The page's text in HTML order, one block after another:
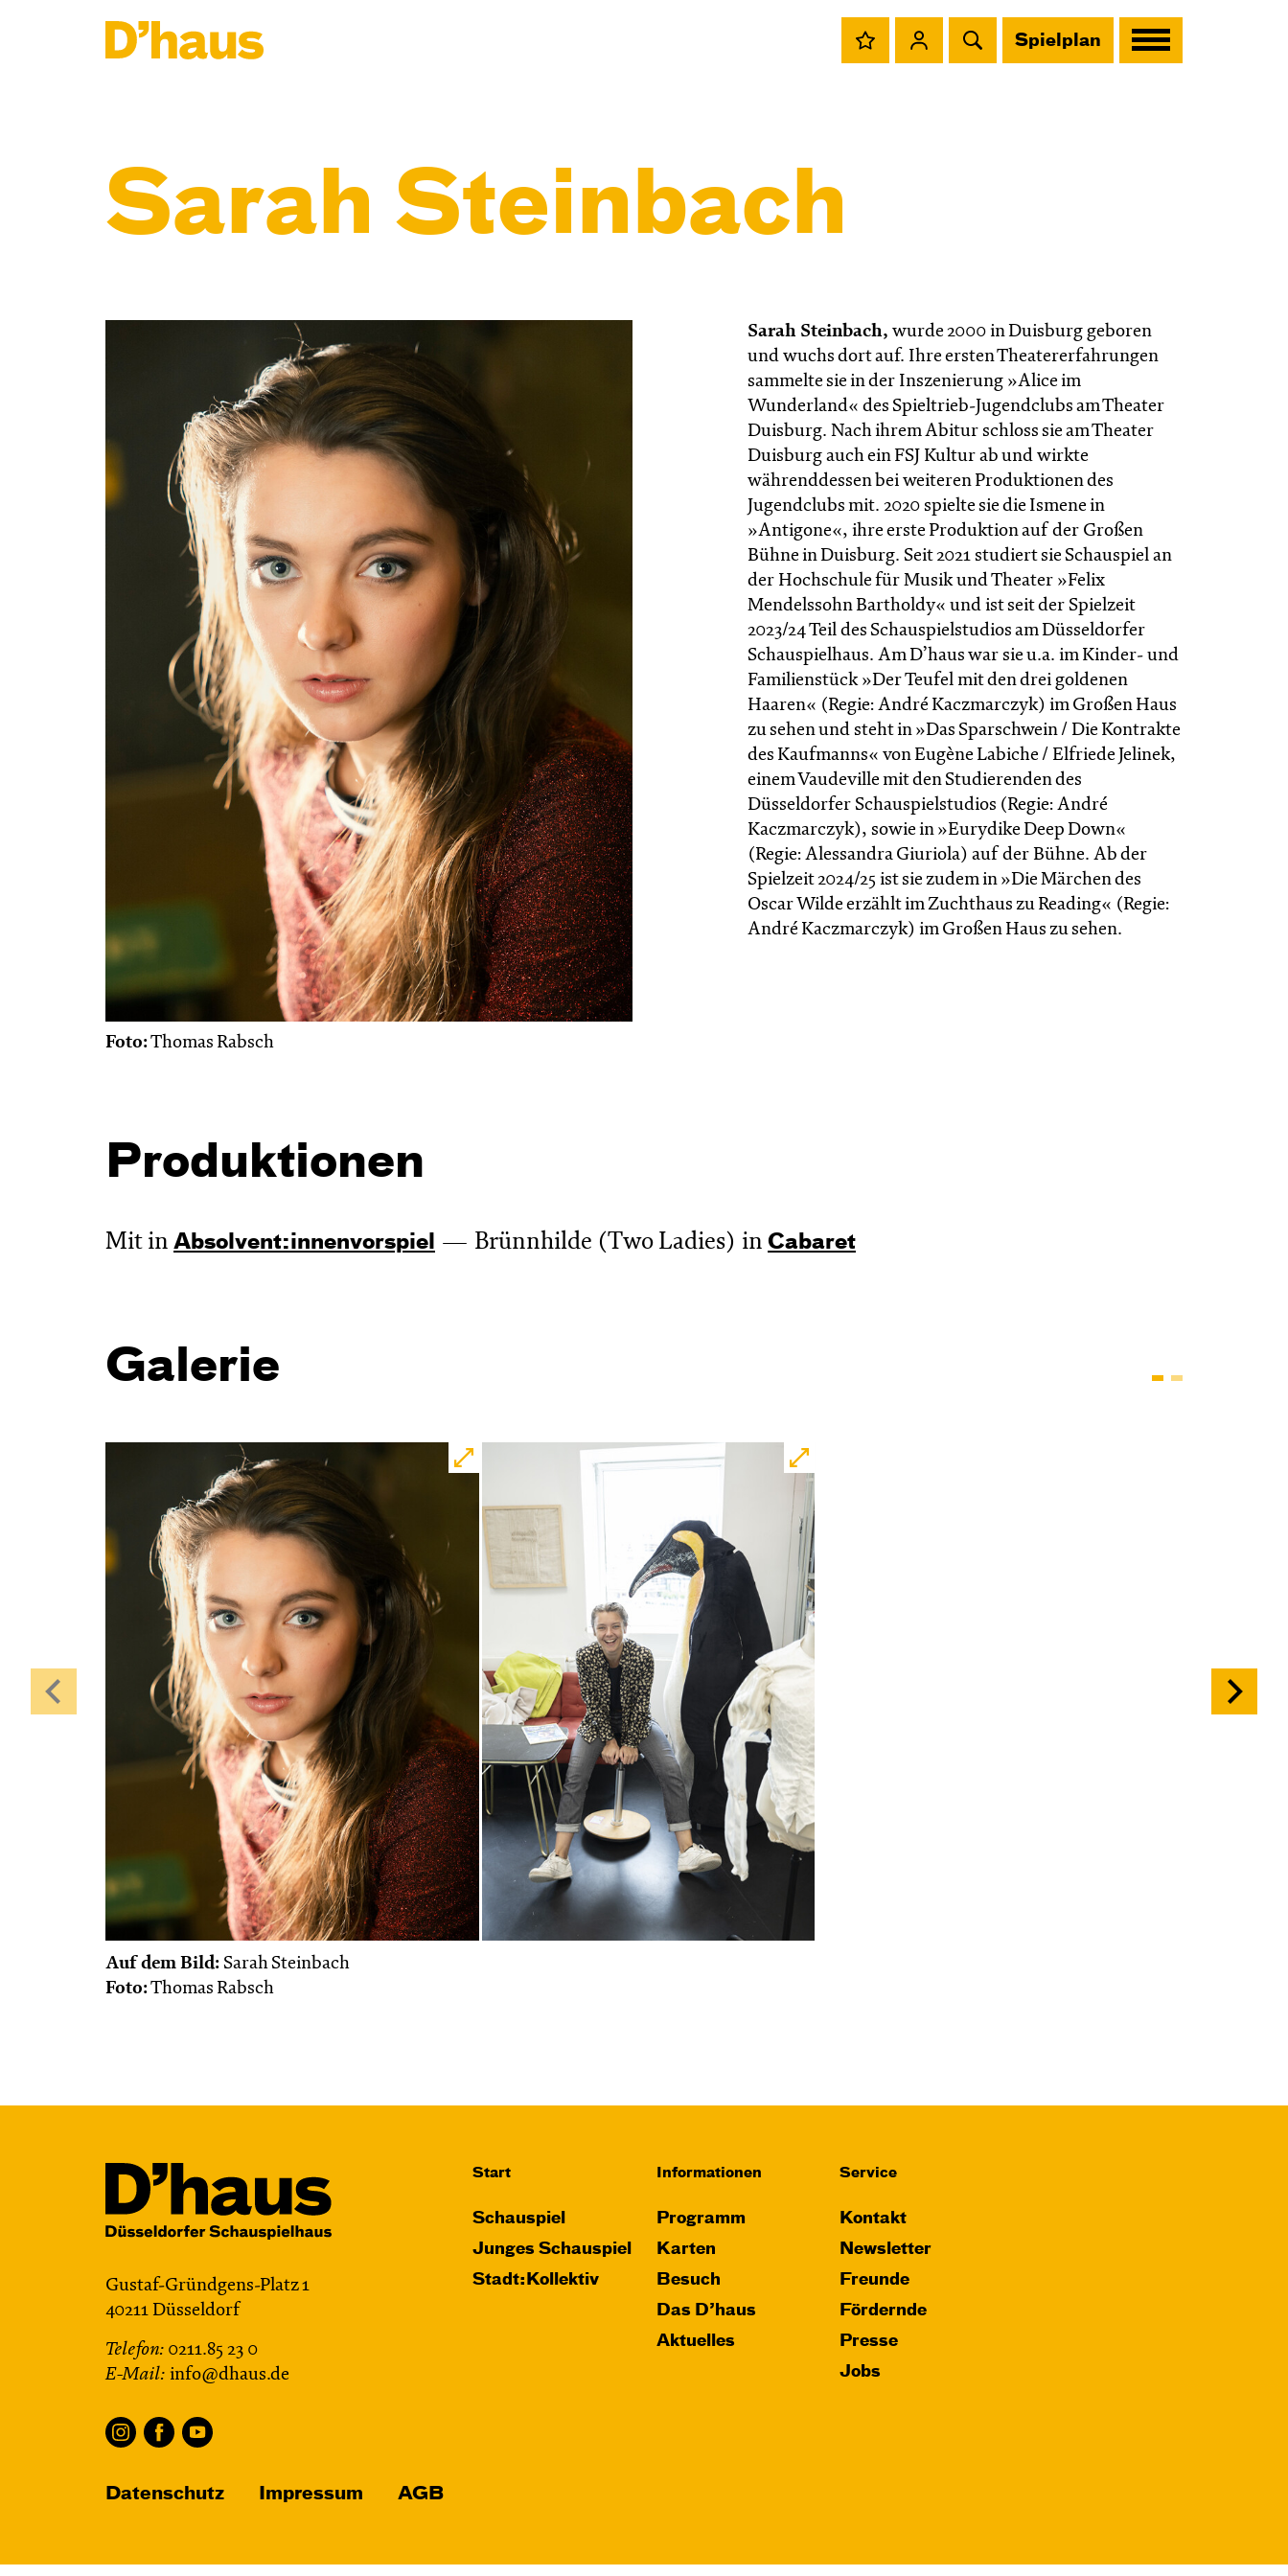
Spielplan
Sarah Steinbach
Foto:Thomas Rabsch
Sarah Steinbach, wurde 2000 in Duisburg geboren
und wuchs dort auf. Ihre ersten Theatererfahrungen
sammelte sie in der Inszenierung »Alice im
Wunderland« des Spieltrieb-Jugendclubs am Theater
Duisburg. Nach ihrem Abitur schloss sie am Theater
Duisburg auch ein FSJ Kultur ab und wirkte
währenddessen bei weiteren Produktionen des
Jugendclubs mit. 2020 spielte sie die Ismene in
»Antigone«, ihre erste Produktion auf der Großen
Bühne in Duisburg. Seit 2021 studiert sie Schauspiel an
der Hochschule für Musik und Theater »Felix
Mendelssohn Bartholdy« und ist seit der Spielzeit
2023/24 Teil des Schauspielstudios am Düsseldorfer
Schauspielhaus. Am D’haus war sie u.a. im Kinder- und
Familienstück »Der Teufel mit den drei goldenen
Haaren« (Regie: André Kaczmarczyk) im Großen Haus
zu sehen und steht in »Das Sparschwein / Die Kontrakte
des Kaufmanns« von Eugène Labiche / Elfriede Jelinek,
einem Vaudeville mit den Studierenden des
Düsseldorfer Schauspielstudios (Regie: André
Kaczmarczyk), sowie in »Eurydike Deep Down«
(Regie: Alessandra Giuriola) auf der Bühne. Ab der
Spielzeit 2024/25 ist sie zudem in »Die Märchen des
Oscar Wilde erzählt im Zucht­haus zu Reading« (Regie:
André Kacz­marc­zyk) im Großen Haus zu sehen.
Produktionen
Mit in Absol­vent:innen­vor­spiel Brünnhilde (Two Ladies) in Cabaret
Galerie
Auf dem Bild: Sarah Steinbach
Foto:Thomas Rabsch
Gustaf-Gründgens-Platz 1
40211 Düsseldorf
Telefon: 0211.85 23 0
E-Mail: info@dhaus.de
Start
Schauspiel
Junges Schauspiel
Stadt:Kollektiv
Informationen
Programm
Karten
Besuch
Das D’haus
Aktuelles
Service
Kontakt
Newsletter
Freunde
Fördernde
Presse
Jobs
Datenschutz Impressum AGB